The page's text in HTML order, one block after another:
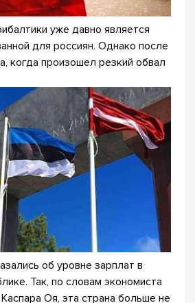
уже давно является
для россиян. Однако после
когда произошел резкий обвал
об уровне зарплат в
Так, по словам экономиста
Оя, эта страна больше не